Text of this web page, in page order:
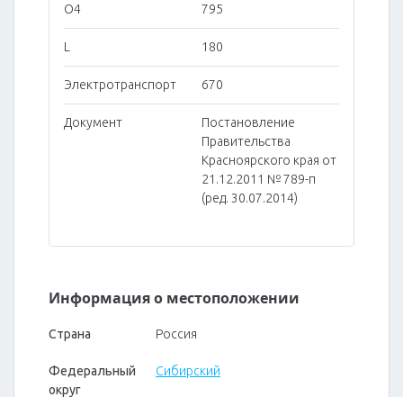
O4 795
L 180
Электротранспорт 670
Документ
Постановление
Правительства
Красноярского края от
21.12.2011 № 789-п
(ред. 30.07.2014)
Информация о местоположении
Страна Россия
Федеральный
округ
Сибирский